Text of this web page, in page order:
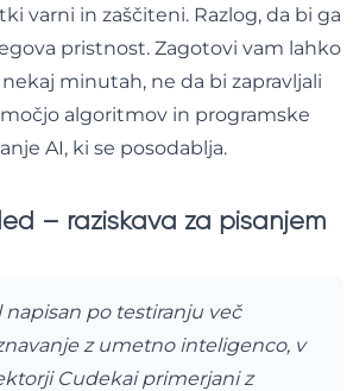
varni in zaščiteni. Razlog, da bi ga
pristnost. Zagotovi vam lahko
minutah, ne da bi zapravljali
algoritmov in programske
AI, ki se posodablja.
– raziskava za pisanjem
napisan po testiranju več
z umetno inteligenco, v
Cudekai primerjani z